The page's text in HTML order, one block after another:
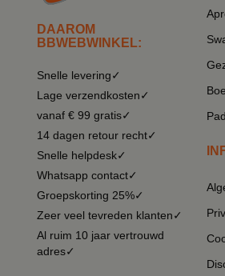
DAAROM
BBWEBWINKEL:
Snelle levering✓
Lage verzendkosten✓
vanaf € 99 gratis✓
14 dagen retour recht✓
Snelle helpdesk✓
Whatsapp contact✓
Groepskorting 25%✓
Zeer veel tevreden klanten✓
Al ruim 10 jaar vertrouwd
adres✓